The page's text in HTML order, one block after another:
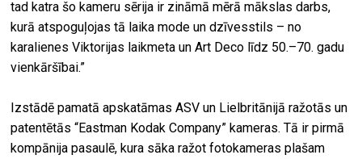
tad katra šo kameru sērija ir zināmā mērā mākslas darbs,
kurā atspoguļojas tā laika mode un dzīvesstils – no
karalienes Viktorijas laikmeta un Art Deco līdz 50.–70. gadu
vienkāršībai.”
Izstādē pamatā apskatāmas ASV un Lielbritānijā ražotās un
patentētās “Eastman Kodak Company” kameras. Tā ir pirmā
kompānija pasaulē, kura sāka ražot fotokameras plašam